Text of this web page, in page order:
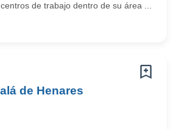
de trabajo dentro de su área ...
de Henares